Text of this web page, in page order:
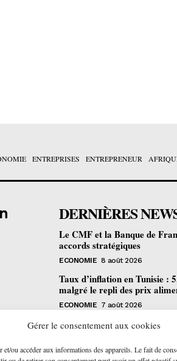
Gérer le consentement aux cookies
accéder aux informations des appareils. Le fait de
ENTREPRISES ENTREPRENEUR
DERNIÈRES
Le CMF et la Banque de
accords stratégiques
ECONOMIE 8 août 2026
Taux d’inflation en Tunisie :
malgré le repli des prix
ECONOMIE 7 août 2026
Une formation gratuite en
ENTREPRENEUR 6 août 2026